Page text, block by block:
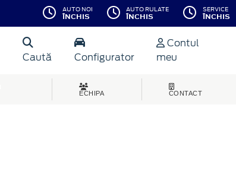
AUTO NOI
ÎNCHIS
AUTO RULATE
ÎNCHIS
SERVICE
ÎNCHIS
Caută Configurator
Contul
meu
ECHIPA CONTACT